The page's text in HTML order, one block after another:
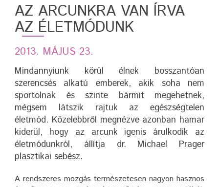
AZ ARCUNKRA VAN ÍRVA
AZ ÉLETMÓDUNK
2013. MÁJUS 23.
Mindannyiunk körül élnek bosszantóan
szerencsés alkatú emberek, akik soha nem
sportolnak és szinte bármit megehetnek,
mégsem látszik rajtuk az egészségtelen
életmód. Közelebbről megnézve azonban hamar
kiderül, hogy az arcunk igenis árulkodik az
életmódunkról, állítja dr. Michael Prager
plasztikai sebész.
A rendszeres mozgás természetesen nagyon hasznos